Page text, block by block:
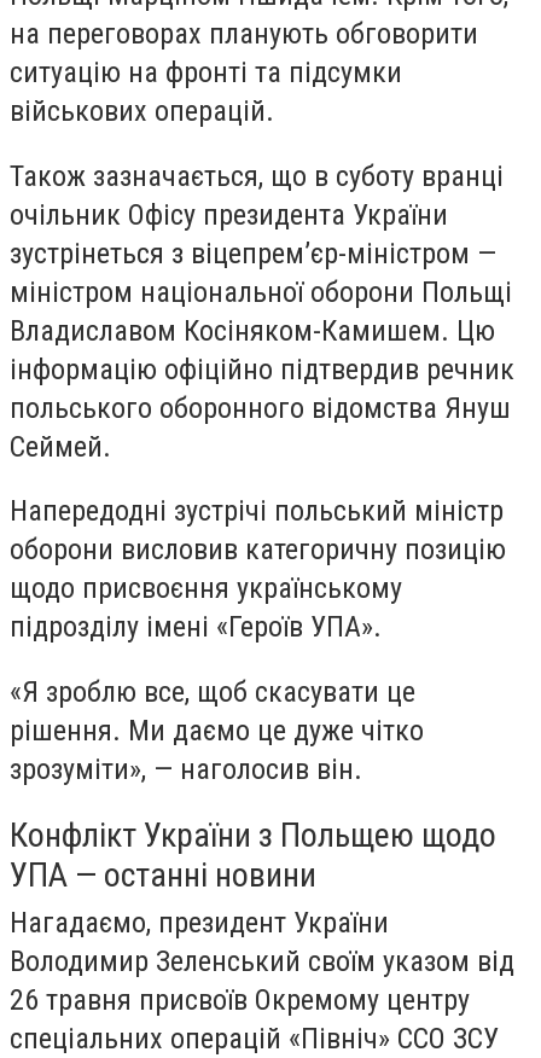
на переговорах планують обговорити
ситуацію на фронті та підсумки
військових операцій.
Також зазначається, що в суботу вранці
очільник Офісу президента України
зустрінеться з віцепрем’єр-міністром —
міністром національної оборони Польщі
Владиславом Косіняком-Камишем. Цю
інформацію офіційно підтвердив речник
польського оборонного відомства Януш
Сеймей.
Напередодні зустрічі польський міністр
оборони висловив категоричну позицію
щодо присвоєння українському
підрозділу імені «Героїв УПА».
«Я зроблю все, щоб скасувати це
рішення. Ми даємо це дуже чітко
зрозуміти», — наголосив він.
Конфлікт України з Польщею щодо
УПА — останні новини
Нагадаємо, президент України
Володимир Зеленський своїм указом від
26 травня присвоїв Окремому центру
спеціальних операцій «Північ» ССО ЗСУ